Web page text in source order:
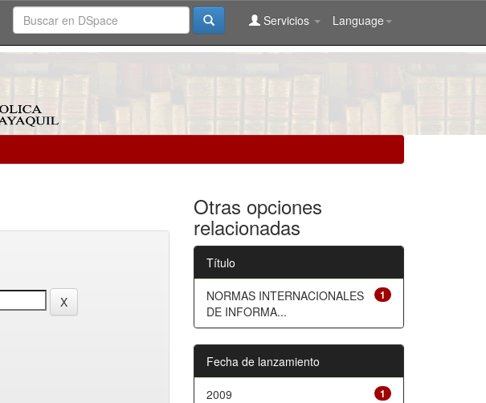
Language
Servicios
Otras opciones
relacionadas
Título
1
NORMAS INTERNACIONALES
DE INFORMA...
Fecha de lanzamiento
1
2009